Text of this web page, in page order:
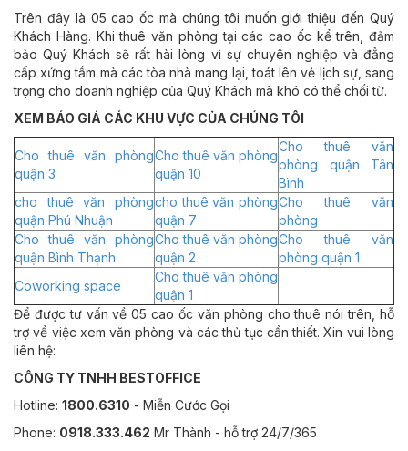
Trên đây là 05 cao ốc mà chúng tôi muốn giới thiệu đến Quý
Khách Hàng. Khi thuê văn phòng tại các cao ốc kể trên, đảm
bảo Quý Khách sẽ rất hài lòng vì sự chuyên nghiệp và đẳng
cấp xứng tầm mà các tòa nhà mang lại, toát lên vẻ lịch sự, sang
trọng cho doanh nghiệp của Quý Khách mà khó có thể chối từ.
XEM BÁO GIÁ CÁC KHU VỰC CỦA CHÚNG TÔI
Cho thuê văn phòng
quận 3
Cho thuê văn phòng
quận 10
Cho thuê văn
phòng quận Tân
Bình
cho thuê văn phòng
quận Phú Nhuận
cho thuê văn phòng
quận 7
Cho thuê văn
phòng
Cho thuê văn phòng
quận Bình Thạnh
Cho thuê văn phòng
quận 2
Cho thuê văn
phòng quận 1
Coworking space
Cho thuê văn phòng
quận 1
Để được tư vấn về 05 cao ốc văn phòng cho thuê nói trên, hỗ
trợ về việc xem văn phòng và các thủ tục cần thiết. Xin vui lòng
liên hệ:
CÔNG TY TNHH BESTOFFICE
Hotline: 1800.6310 - Miễn Cước Gọi
Phone: 0918.333.462 Mr Thành - hỗ trợ 24/7/365